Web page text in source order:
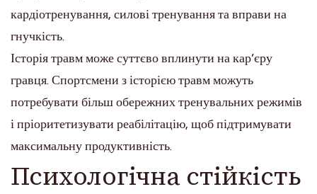
кардіотренування, силові тренування та вправи на
гнучкість.
Історія травм може суттєво вплинути на кар’єру
гравця. Спортсмени з історією травм можуть
потребувати більш обережних тренувальних режимів
і пріоритетизувати реабілітацію, щоб підтримувати
максимальну продуктивність.
Психологічна стійкість